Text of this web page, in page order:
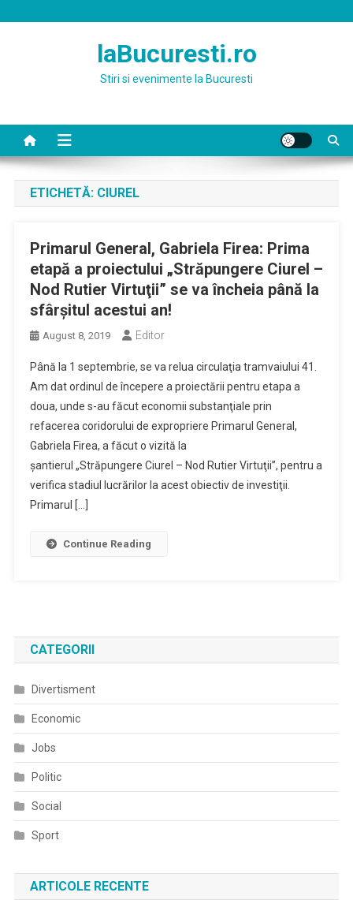
laBucuresti.ro
Stiri si evenimente la Bucuresti
ETICHETĂ: CIUREL
Primarul General, Gabriela Firea: Prima
etapă a proiectului „Străpungere Ciurel –
Nod Rutier Virtuţii” se va încheia până la
sfârşitul acestui an!
August 8, 2019 Editor
Până la 1 septembrie, se va relua circulaţia tramvaiului 41.
Am dat ordinul de începere a proiectării pentru etapa a
doua, unde s-au făcut economii substanţiale prin
refacerea coridorului de expropriere Primarul General,
Gabriela Firea, a făcut o vizită la
şantierul „Străpungere Ciurel – Nod Rutier Virtuţii”, pentru a
verifica stadiul lucrărilor la acest obiectiv de investiţii.
Primarul […]
Continue Reading
CATEGORII
Divertisment
Economic
Jobs
Politic
Social
Sport
ARTICOLE RECENTE